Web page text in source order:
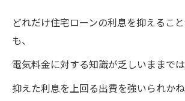
どれだけ住宅ローンの利息を抑えるこ
も、
電気料金に対する知識が乏しいままでは
抑えた利息を上回る出費を強いられかね